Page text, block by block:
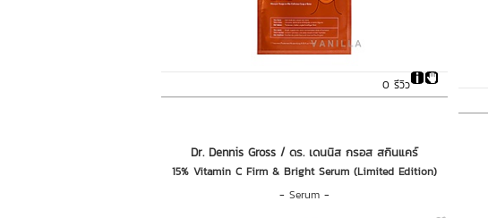
0 รีวิว
Dr. Dennis Gross / ดร. เดนนิส กรอส สกินแคร์
15% Vitamin C Firm & Bright Serum (Limited Edition)
- Serum -